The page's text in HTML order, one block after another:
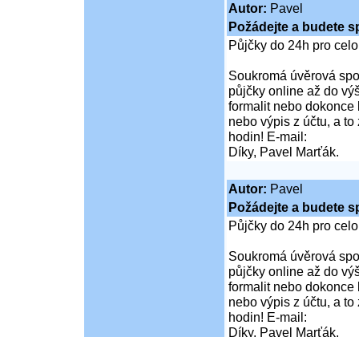
Autor: Pavel
Požádejte a budete
Půjčky do 24h pro
Soukromá úvěrová
půjčky online až do
formalit nebo dokonce
nebo výpis z účtu, a
hodin! E-mail:
Díky, Pavel Marťák.
Autor: Pavel
Požádejte a budete
Půjčky do 24h pro
Soukromá úvěrová
půjčky online až do
formalit nebo dokonce
nebo výpis z účtu, a
hodin! E-mail:
Díky, Pavel Marťák.